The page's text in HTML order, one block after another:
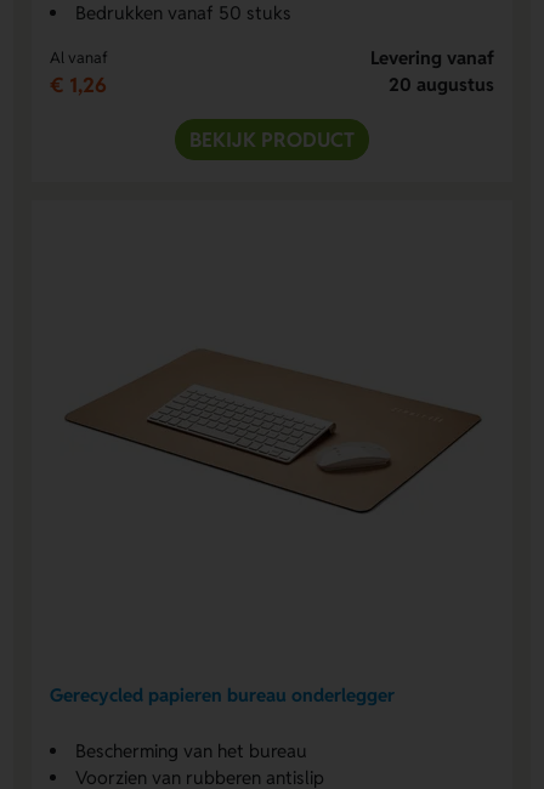
Bedrukken vanaf 50 stuks
Al vanaf
€ 1,26
Levering vanaf
20 augustus
BEKIJK PRODUCT
Gerecycled papieren bureau onderlegger
Bescherming van het bureau
Voorzien van rubberen antislip